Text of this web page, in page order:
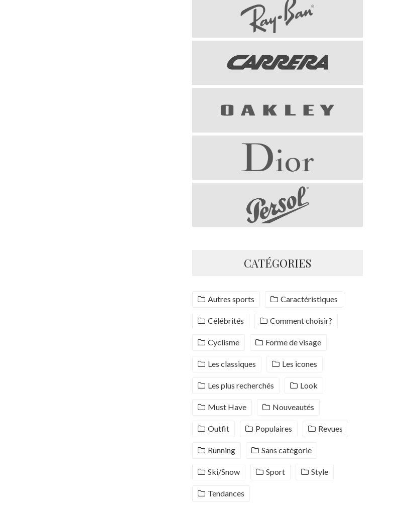
CATÉGORIES
Autres sports Caractéristiques
Célébrités Comment choisir?
Cyclisme Forme de visage
Les classiques Les icones
Les plus recherchés Look
Must Have Nouveautés
Outfit Populaires Revues
Running Sans catégorie
Ski/Snow Sport Style
Tendances